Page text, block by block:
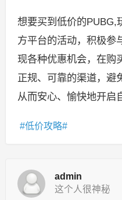
想要买到低价的PUBG,
方平台的活动，积极参
现各种优惠机会，在购
正规、可靠的渠道，避
从而安心、愉快地开启
低价攻略
admin
这个人很神秘